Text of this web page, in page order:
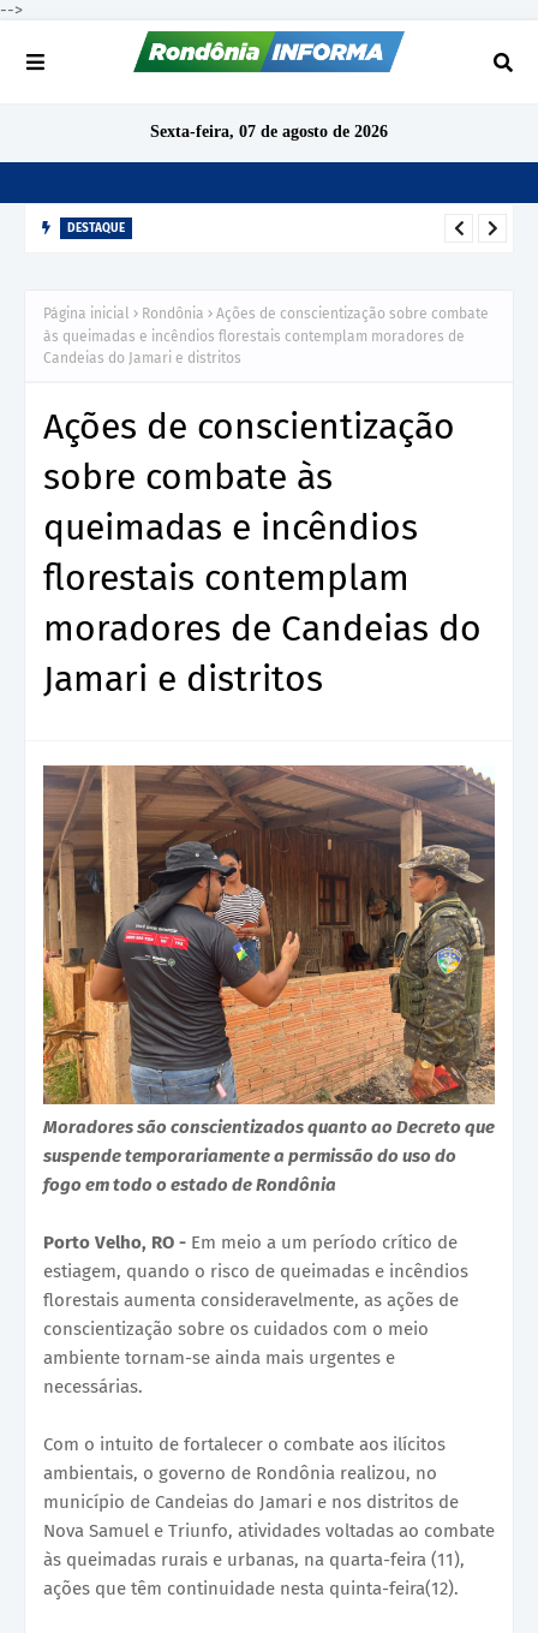
-->
Sexta-feira, 07 de agosto de 2026
DESTAQUE
Página inicial Rondônia
Ações de conscientização sobre combate
às queimadas e incêndios florestais contemplam moradores de
Candeias do Jamari e distritos
Ações de conscientização
sobre combate às
queimadas e incêndios
florestais contemplam
moradores de Candeias do
Jamari e distritos
Moradores são conscientizados quanto ao Decreto que
suspende temporariamente a permissão do uso do
fogo em todo o estado de Rondônia
Porto Velho, RO - Em meio a um período crítico de
estiagem, quando o risco de queimadas e incêndios
florestais aumenta consideravelmente, as ações de
conscientização sobre os cuidados com o meio
ambiente tornam-se ainda mais urgentes e
necessárias.
Com o intuito de fortalecer o combate aos ilícitos
ambientais, o governo de Rondônia realizou, no
município de Candeias do Jamari e nos distritos de
Nova Samuel e Triunfo, atividades voltadas ao combate
às queimadas rurais e urbanas, na quarta-feira (11),
ações que têm continuidade nesta quinta-feira(12).